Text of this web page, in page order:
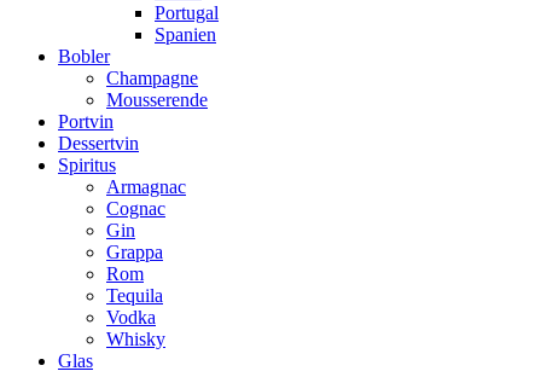
Portugal
Spanien
Bobler
Champagne
Mousserende
Portvin
Dessertvin
Spiritus
Armagnac
Cognac
Gin
Grappa
Rom
Tequila
Vodka
Whisky
Glas